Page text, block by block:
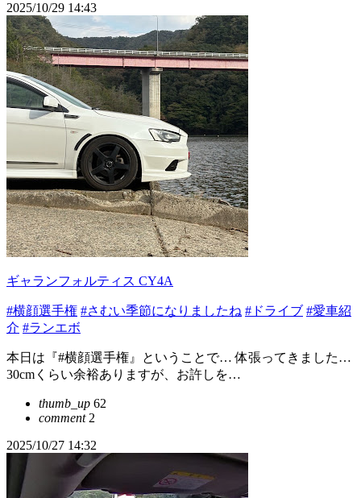
2025/10/29 14:43
ギャランフォルティス CY4A
#横顔選手権 #さむい季節になりましたね #ドライブ #愛車紹
介 #ランエボ
本日は『#横顔選手権』ということで… 体張ってきました…
30cmくらい余裕ありますが、お許しを…
thumb_up 62
comment2
2025/10/27 14:32